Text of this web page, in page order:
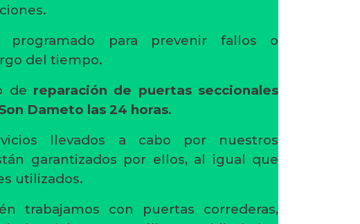
programado para prevenir fallos o
del tiempo.
de reparación de puertas seccionales
Dameto las 24 horas.
llevados a cabo por nuestros
garantizados por ellos, al igual que
utilizados.
trabajamos con puertas correderas,